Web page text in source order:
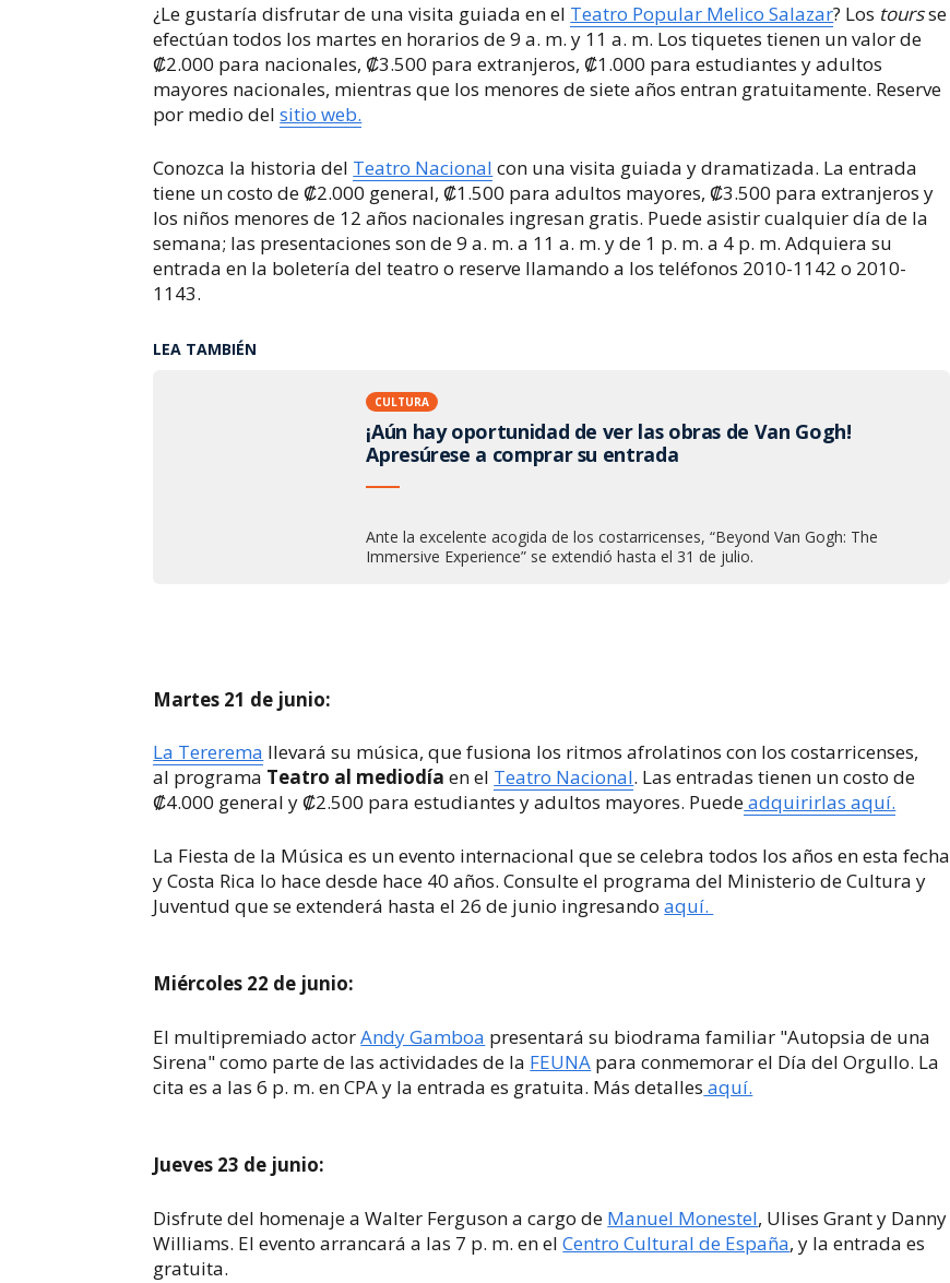
¿Le gustaría disfrutar de una visita guiada en el Teatro Popular Melico Salazar? Los toursse
efectúan todos los martes en horarios de 9 a. m. y 11 a. m. Los tiquetes tienen un valor de
₡2.000 para nacionales, ₡3.500 para extranjeros, ₡1.000 para estudiantes y adultos
mayores nacionales, mientras que los menores de siete años entran gratuitamente. Reserve
por medio delsitio web.
Conozca la historia del Teatro Nacional con una visita guiada y dramatizada. La entrada
tiene un costo de ₡2.000 general, ₡1.500 para adultos mayores, ₡3.500 para extranjeros y
los niños menores de 12 años nacionales ingresan gratis. Puede asistir cualquier día de la
semana; las presentaciones son de 9 a. m. a 11 a. m. y de 1 p. m. a 4 p. m. Adquiera su
entrada en la boletería del teatro o reserve llamando a los teléfonos 2010-1142 o 2010-
1143.
LEA TAMBIÉN
CULTURA
¡Aún hay oportunidad de ver las obras de Van Gogh!
Apresúrese a comprar su entrada
Ante la excelente acogida de los costarricenses, “Beyond Van Gogh: The
Immersive Experience” se extendió hasta el 31 de julio.
Martes 21 de junio:
La Tererema llevará su música, que fusiona los ritmos afrolatinos con los costarricenses,
al programa Teatro al mediodía en el Teatro Nacional. Las entradas tienen un costo de
₡4.000 general y ₡2.500 para estudiantes y adultos mayores. Puedeadquirirlas aquí.
La Fiesta de la Música es un evento internacional que se celebra todos los años en esta fecha
y Costa Rica lo hace desde hace 40 años. Consulte el programa del Ministerio de Cultura y
Juventud que se extenderá hasta el 26 de junio ingresandoaquí.
Miércoles 22 de junio:
El multipremiado actorAndy Gamboa presentará su biodrama familiar "Autopsia de una
Sirena" como parte de las actividades de la FEUNA para conmemorar el Día del Orgullo. La
cita es a las 6 p. m. enCPA y la entrada es gratuita. Más detalles aquí.
Jueves 23 de junio:
Disfrute del homenaje a Walter Ferguson a cargo de Manuel Monestel, Ulises Grant y Danny
Williams. El evento arrancará a las 7 p. m. en elCentro Cultural de España, y la entrada es
gratuita.